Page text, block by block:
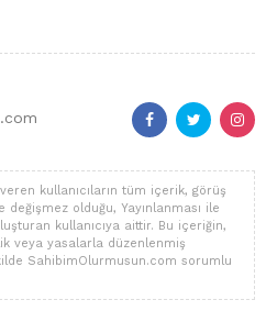
kullanıcıların tüm içerik, görüş
olduğu, Yayınlanması ile
kullanıcıya aittir. Bu içeriğin,
veya yasalarla düzenlenmiş
SahibimOlurmusun.com sorumlu